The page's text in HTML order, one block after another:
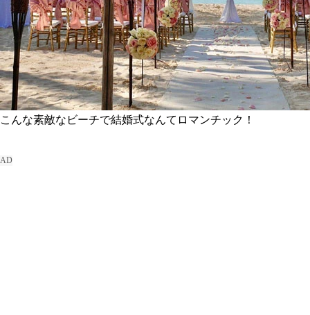
こんな素敵なビーチで結婚式なんてロマンチック！